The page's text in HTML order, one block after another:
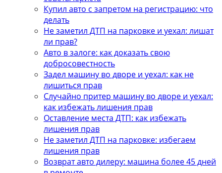
Купил авто с запретом на регистрацию: что
делать
Не заметил ДТП на парковке и уехал: лишат
ли прав?
Авто в залоге: как доказать свою
добросовестность
Задел машину во дворе и уехал: как не
лишиться прав
Случайно притер машину во дворе и уехал:
как избежать лишения прав
Оставление места ДТП: как избежать
лишения прав
Не заметил ДТП на парковке: избегаем
лишения прав
Возврат авто дилеру: машина более 45 дней